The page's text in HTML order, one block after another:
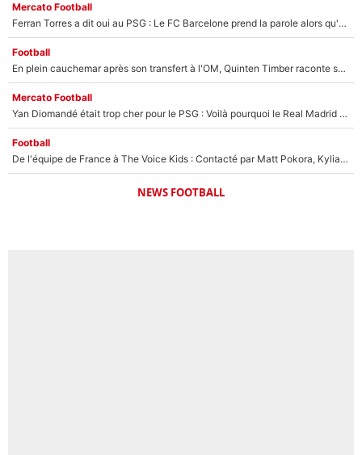
Mercato Football
Ferran Torres a dit oui au PSG : Le FC Barcelone prend la parole alors qu'un transfert de l'attaquant espagnol prend forme
Football
En plein cauchemar après son transfert à l'OM, Quinten Timber raconte ses doutes après sa signature à Marseille
Mercato Football
Yan Diomandé était trop cher pour le PSG : Voilà pourquoi le Real Madrid a accepté de payer la somme record de 140M€ pour boucler son transfert !
Football
De l'équipe de France à The Voice Kids : Contacté par Matt Pokora, Kylian Mbappé a accepté de jouer un rôle inédit sur TF1 !
NEWS FOOTBALL